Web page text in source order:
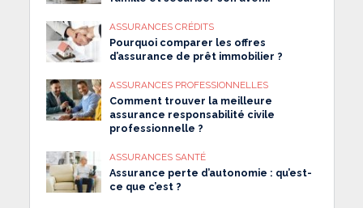
ASSURANCES CRÉDITS
Pourquoi comparer les offres
d’assurance de prêt immobilier ?
ASSURANCES PROFESSIONNELLES
Comment trouver la meilleure
assurance responsabilité civile
professionnelle ?
ASSURANCES SANTÉ
Assurance perte d’autonomie : qu’est-
ce que c’est ?